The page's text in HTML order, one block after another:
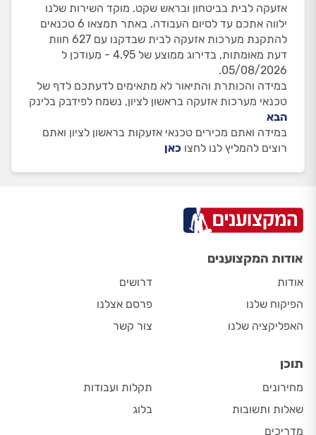
אזעקה לבית בביטחון ובראש שקט. מוקד השירות שלנו
ילווה אתכם עד לסיום העבודה. באתר תמצאו 6 טכנאים
להתקנת מערכות אזעקה לבית שבדקנו עם 627 חוות
דעת מאומתות, בדירוג ממוצע של 4.95 - מעודכן ל
05/08/2026.
במידה והכותרת והתיאור לא מתאימים לדעתכם לדף של
טכנאי מערכות אזעקה בראשון לציון, נשמח לפידבק בלינק
הבא
במידה ואתם מכירים טכנאי אזעקות בראשון לציון ואתם
רוצים להמליץ לנו לחצו כאן
אודות המקצוענים
אודות
הפיקוח שלנו
האפליקציה שלנו
דרושים
פרסם אצלנו
צור קשר
תוכן
מחירונים
שאלות ותשובות
מדריכים
תקלות ועבודות
בלוג